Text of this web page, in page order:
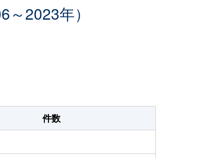
2023年）
件数